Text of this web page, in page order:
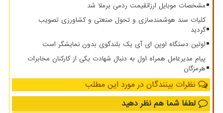
مشخصات موبایل ارزانقیمت ردمی برملا شد
کلیات سند هوشمندسازی و تحول صنعتی و کشاورزی تصویب
گردید
اولین دستگاه اوپن ای آی یک بلندگوی بدون نمایشگر است
پیام مدیرعامل همراه اول به دنبال شهادت یکی از کارکنان مخابرات
هرمزگان
نظرات بینندگان در مورد این مطلب
لطفا شما هم نظر دهید